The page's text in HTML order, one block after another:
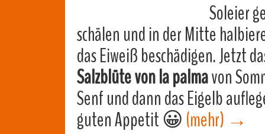
Soleier
schälen und in der Mitte
das Eiweiß beschädigen. Jetzt
Salzblüte von la palmavon
Senf und dann das Eigelb
guten Appetit 😀 (mehr) →